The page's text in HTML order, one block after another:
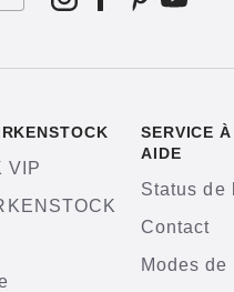
VIP
SERVICE
AIDE
Status de
Contact
Modes